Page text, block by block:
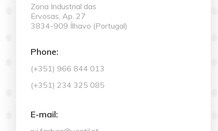
Zona Industrial das
Ervosas, Ap. 27
3834-909 Ílhavo (Portugal)
Phone:
(+351) 966 844 013
(+351) 234 325 085
E-mail: